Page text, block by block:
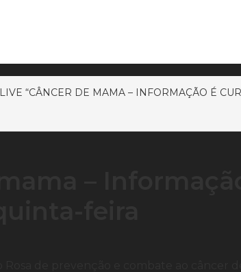
LIVE “CÂNCER DE MAMA – INFORMAÇÃO É